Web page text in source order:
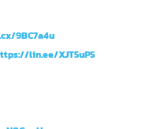
9BC7a4u
lin.ee/XJT5uP5